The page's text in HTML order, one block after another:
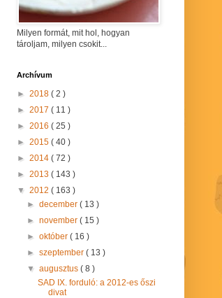
Milyen formát, mit hol, hogyan
tároljam, milyen csokit...
Archívum
► 2018 ( 2 )
► 2017 ( 11 )
► 2016 ( 25 )
► 2015 ( 40 )
► 2014 ( 72 )
► 2013 ( 143 )
▼ 2012 ( 163 )
►december( 13 )
►november( 15 )
►október( 16 )
►szeptember( 13 )
▼augusztus( 8 )
SAD IX. forduló: a 2012-es őszi
divat